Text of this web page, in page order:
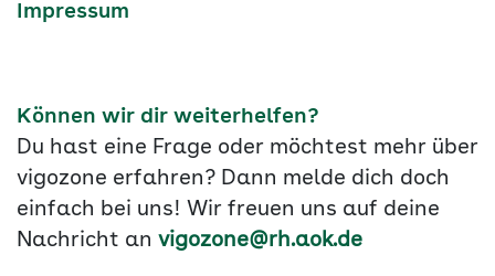
Impressum
Können wir dir weiterhelfen?
Du hast eine Frage oder möchtest mehr über
vigozone erfahren? Dann melde dich doch
einfach bei uns! Wir freuen uns auf deine
Nachricht an vigozone@rh.aok.de